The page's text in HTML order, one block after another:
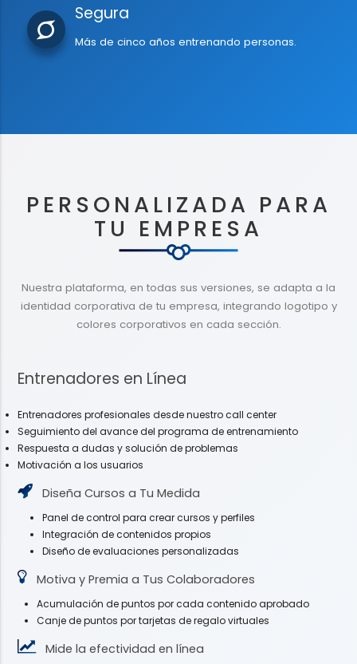
Segura
Más de cinco años entrenando personas.
PERSONALIZADA PARA
TU EMPRESA
Nuestra plataforma, en todas sus versiones, se adapta a la
identidad corporativa de tu empresa, integrando logotipo y
colores corporativos en cada sección.
Entrenadores en Línea
Entrenadores profesionales desde nuestro call center
Seguimiento del avance del programa de entrenamiento
Respuesta a dudas y solución de problemas
Motivación a los usuarios
Diseña Cursos a Tu Medida
Panel de control para crear cursos y perfiles
Integración de contenidos propios
Diseño de evaluaciones personalizadas
Motiva y Premia a Tus Colaboradores
Acumulación de puntos por cada contenido aprobado
Canje de puntos por tarjetas de regalo virtuales
Mide la efectividad en línea